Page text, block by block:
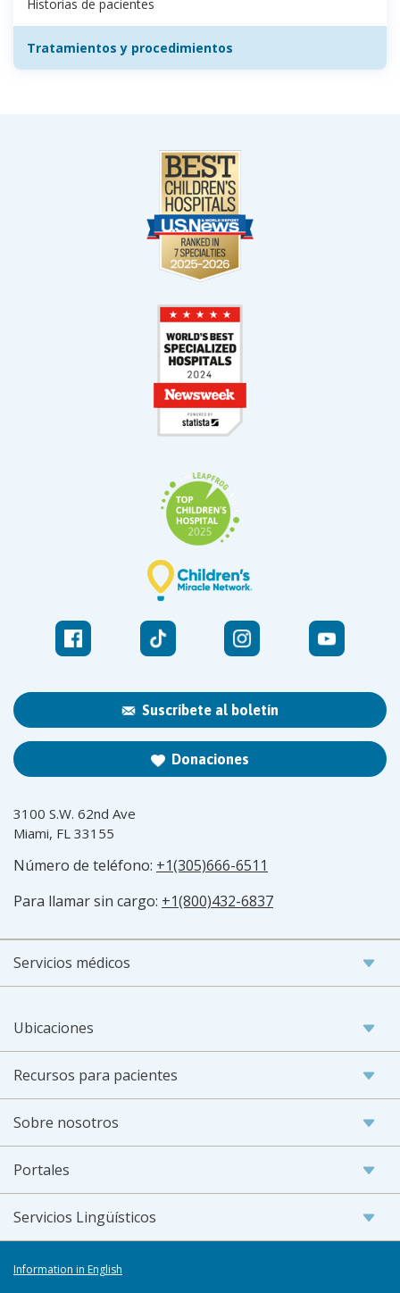
Historias de pacientes
Tratamientos y procedimientos
Suscríbete al boletín
Donaciones
3100 S.W. 62nd Ave
Miami, FL 33155
Número de teléfono: +1(305)666-6511
Para llamar sin cargo: +1(800)432-6837
Servicios médicos
Ubicaciones
Recursos para pacientes
Sobre nosotros
Portales
Servicios Lingüísticos
Information in English